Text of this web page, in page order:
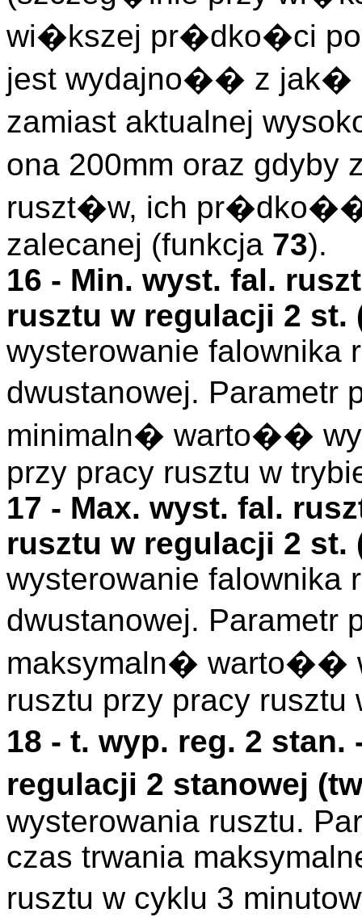
wi�kszej pr�dko�ci
jest wydajno�� z jak�
zamiast aktualnej
ona 200mm oraz
ruszt�w, ich
zalecanej (funkcja 73).
16 - Min. wyst. fal.
rusztu w regulacji 2 st.
wysterowanie falownika
dwustanowej.
minimaln� warto��
przy pracy rusztu w
17 - Max. wyst. fal.
rusztu w regulacji 2 st.
wysterowanie falownika
dwustanowej.
maksymaln� warto��
rusztu przy pracy rusztu
18 - t. wyp. reg. 2 stan.
regulacji 2 stanowej (
wysterowania rusztu.
czas trwania
rusztu w cyklu 3